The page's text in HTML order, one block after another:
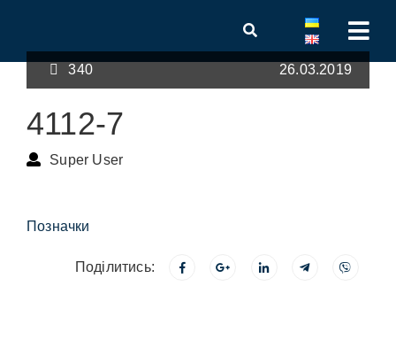
340 26.03.2019
4112-7
Super User
Позначки
Поділитись: